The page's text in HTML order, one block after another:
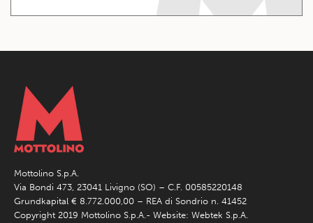
Mottolino S.p.A.
Via Bondi 473, 23041 Livigno (SO) – C.F. 00585220148
Grundkapital € 8.772.000,00 – REA di Sondrio n. 41452
Copyright 2019 Mottolino S.p.A.- Website: Webtek S.p.A.